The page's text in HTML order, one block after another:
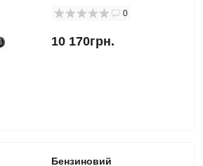
0
10 170грн.
Бензиновий